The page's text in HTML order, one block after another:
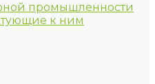
промышленности
к ним